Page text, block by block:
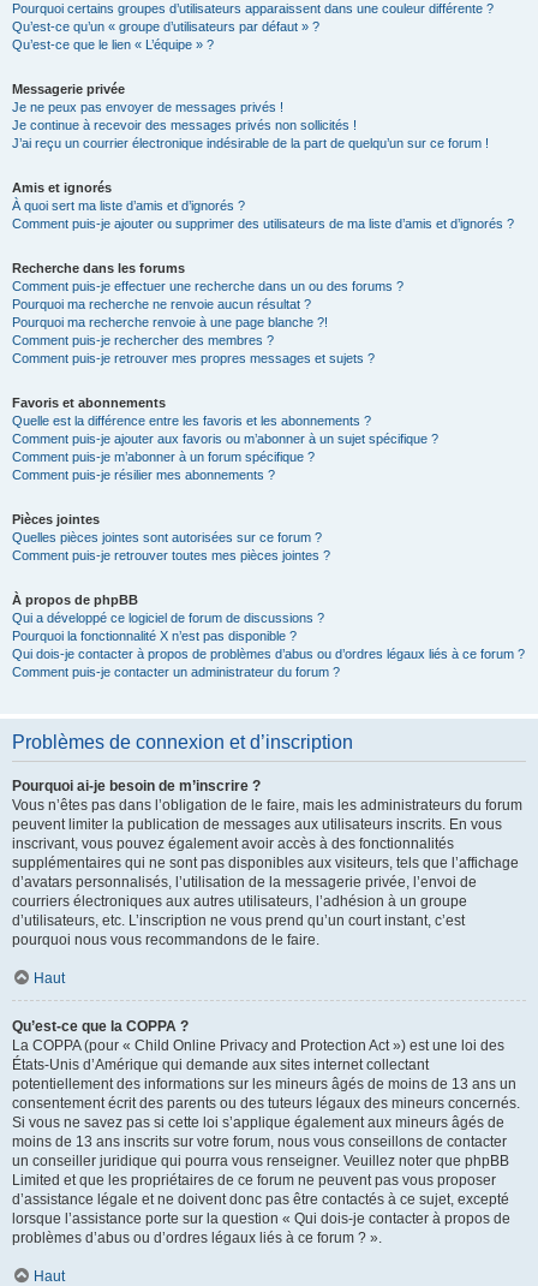
Pourquoi certains groupes d’utilisateurs apparaissent dans une couleur différente ?
Qu’est-ce qu’un « groupe d’utilisateurs par défaut » ?
Qu’est-ce que le lien « L’équipe » ?
Messagerie privée
Je ne peux pas envoyer de messages privés !
Je continue à recevoir des messages privés non sollicités !
J’ai reçu un courrier électronique indésirable de la part de quelqu’un sur ce forum !
Amis et ignorés
À quoi sert ma liste d’amis et d’ignorés ?
Comment puis-je ajouter ou supprimer des utilisateurs de ma liste d’amis et d’ignorés ?
Recherche dans les forums
Comment puis-je effectuer une recherche dans un ou des forums ?
Pourquoi ma recherche ne renvoie aucun résultat ?
Pourquoi ma recherche renvoie à une page blanche ?!
Comment puis-je rechercher des membres ?
Comment puis-je retrouver mes propres messages et sujets ?
Favoris et abonnements
Quelle est la différence entre les favoris et les abonnements ?
Comment puis-je ajouter aux favoris ou m’abonner à un sujet spécifique ?
Comment puis-je m’abonner à un forum spécifique ?
Comment puis-je résilier mes abonnements ?
Pièces jointes
Quelles pièces jointes sont autorisées sur ce forum ?
Comment puis-je retrouver toutes mes pièces jointes ?
À propos de phpBB
Qui a développé ce logiciel de forum de discussions ?
Pourquoi la fonctionnalité X n’est pas disponible ?
Qui dois-je contacter à propos de problèmes d’abus ou d’ordres légaux liés à ce forum ?
Comment puis-je contacter un administrateur du forum ?
Problèmes de connexion et d’inscription
Pourquoi ai-je besoin de m’inscrire ?
Vous n’êtes pas dans l’obligation de le faire, mais les administrateurs du forum
peuvent limiter la publication de messages aux utilisateurs inscrits. En vous
inscrivant, vous pouvez également avoir accès à des fonctionnalités
supplémentaires qui ne sont pas disponibles aux visiteurs, tels que l’affichage
d’avatars personnalisés, l’utilisation de la messagerie privée, l’envoi de
courriers électroniques aux autres utilisateurs, l’adhésion à un groupe
d’utilisateurs, etc. L’inscription ne vous prend qu’un court instant, c’est
pourquoi nous vous recommandons de le faire.
Haut
Qu’est-ce que la COPPA ?
La COPPA (pour « Child Online Privacy and Protection Act ») est une loi des
États-Unis d’Amérique qui demande aux sites internet collectant
potentiellement des informations sur les mineurs âgés de moins de 13 ans un
consentement écrit des parents ou des tuteurs légaux des mineurs concernés.
Si vous ne savez pas si cette loi s’applique également aux mineurs âgés de
moins de 13 ans inscrits sur votre forum, nous vous conseillons de contacter
un conseiller juridique qui pourra vous renseigner. Veuillez noter que phpBB
Limited et que les propriétaires de ce forum ne peuvent pas vous proposer
d’assistance légale et ne doivent donc pas être contactés à ce sujet, excepté
lorsque l’assistance porte sur la question « Qui dois-je contacter à propos de
problèmes d’abus ou d’ordres légaux liés à ce forum ? ».
Haut